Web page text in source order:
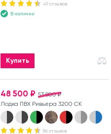
49 отзывов
В наличии
Купить
53 800 ₽
48 500 ₽
Лодка ПВХ Ривьера 3200 СК
86 отзывов